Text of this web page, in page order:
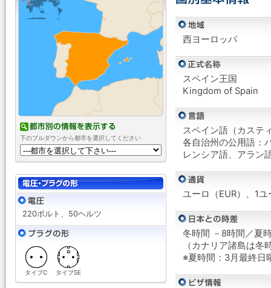
西ヨーロッパ
スペイン王国
Kingdom of Spain
スペイン語（カステ
各自治州の公用語：
レンシア語、アラン
ユーロ（EUR）、1
冬時間 －8時間／夏
（カナリア諸島は
※夏時間：3月最終日
下のプルダウンから都市を選択してください
220ボルト、50ヘルツ
タイプC タイプSE